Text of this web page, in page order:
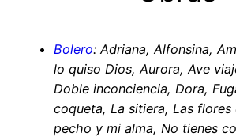
Bolero: Adriana, Alfonsina,
lo quiso Dios, Aurora, Ave
Doble inconciencia, Dora,
coqueta, La sitiera, Las flores
pecho y mi alma, No tienes